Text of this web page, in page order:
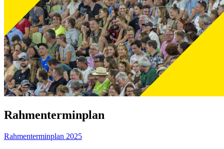
Rahmenterminplan
Rahmenterminplan 2025